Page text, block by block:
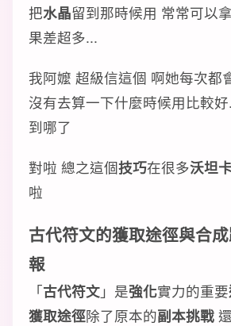
把水晶留到那時候用 常常可以
果差超多...
我阿嬤 超級信這個 啊她每次都
沒有去算一下什麼時候用比較
到哪了
對啦 總之這個技巧在很多沃坦
啦
古代符文的獲取途徑與合
報
「古代符文」是強化實力的重要
獲取途徑除了原本的副本挑戰